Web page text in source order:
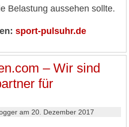
Belastung aussehen sollte.
sport-pulsuhr.de
– Wir sind
für
am 20. Dezember 2017